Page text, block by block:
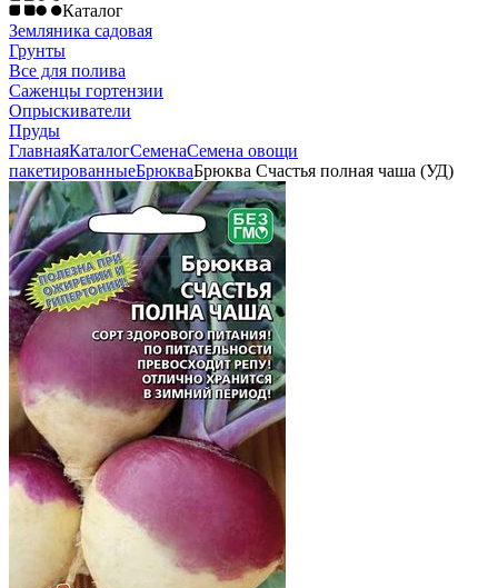
Каталог
Земляника садовая
Грунты
Все для полива
Саженцы гортензии
Опрыскиватели
Пруды
ГлавнаяКаталогСеменаСемена овощи
пакетированныеБрюкваБрюква Счастья полная чаша (УД)